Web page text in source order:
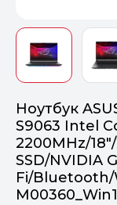
Ноутбук
S9063 Intel
2200MHz/
SSD/NVIDIA
Fi/Bluetooth/